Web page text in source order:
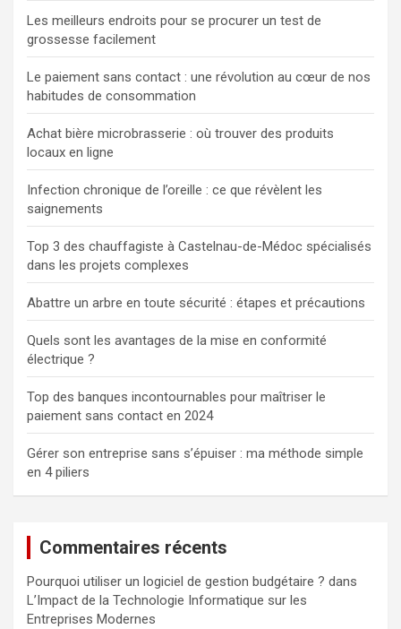
Les meilleurs endroits pour se procurer un test de
grossesse facilement
Le paiement sans contact : une révolution au cœur de nos
habitudes de consommation
Achat bière microbrasserie : où trouver des produits
locaux en ligne
Infection chronique de l’oreille : ce que révèlent les
saignements
Top 3 des chauffagiste à Castelnau-de-Médoc spécialisés
dans les projets complexes
Abattre un arbre en toute sécurité : étapes et précautions
Quels sont les avantages de la mise en conformité
électrique ?
Top des banques incontournables pour maîtriser le
paiement sans contact en 2024
Gérer son entreprise sans s’épuiser : ma méthode simple
en 4 piliers
Commentaires récents
Pourquoi utiliser un logiciel de gestion budgétaire ? dans
L’Impact de la Technologie Informatique sur les
Entreprises Modernes